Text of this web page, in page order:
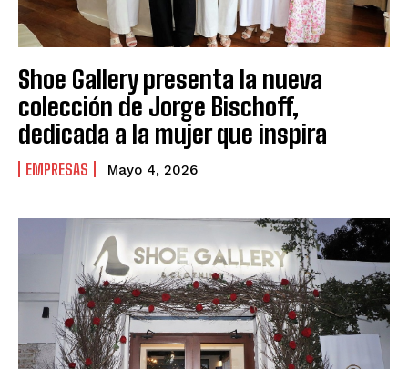
Shoe Gallery presenta la nueva
colección de Jorge Bischoff,
dedicada a la mujer que inspira
EMPRESAS Mayo 4, 2026